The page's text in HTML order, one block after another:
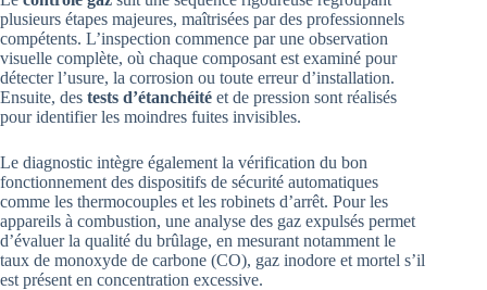
plusieurs étapes majeures, maîtrisées par des professionnels
compétents. L’inspection commence par une observation
visuelle complète, où chaque composant est examiné pour
détecter l’usure, la corrosion ou toute erreur d’installation.
Ensuite, des tests d’étanchéité et de pression sont réalisés
pour identifier les moindres fuites invisibles.
Le diagnostic intègre également la vérification du bon
fonctionnement des dispositifs de sécurité automatiques
comme les thermocouples et les robinets d’arrêt. Pour les
appareils à combustion, une analyse des gaz expulsés permet
d’évaluer la qualité du brûlage, en mesurant notamment le
taux de monoxyde de carbone (CO), gaz inodore et mortel s’il
est présent en concentration excessive.